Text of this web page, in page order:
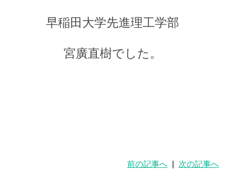
早稲田大学先進理工学部
宮廣直樹でした。
前の記事へ 次の記事へ